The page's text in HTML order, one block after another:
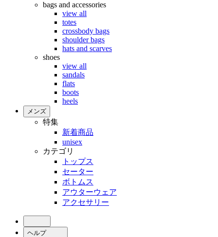
bags and accessories
view all
totes
crossbody bags
shoulder bags
hats and scarves
shoes
view all
sandals
flats
boots
heels
メンズ
特集
新着商品
unisex
カテゴリ
トップス
セーター
ボトムス
アウターウェア
アクセサリー
ヘルプ